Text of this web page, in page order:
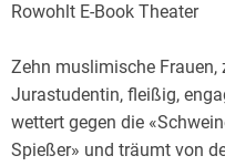
Rowohlt E-Book Theater
Zehn muslimische Frauen,
Jurastudentin, fleißig,
wettert gegen die
Spießer» und träumt von